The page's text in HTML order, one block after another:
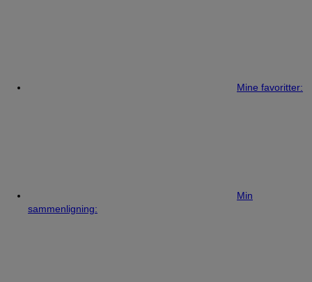
Mine favoritter:
Min
sammenligning: